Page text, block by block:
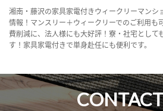
湘南・藤沢の家具家電付きウィークリーマンシ
情報！マンスリー＋ウィークリーでのご利用も
費削減に、法人様にも大好評！寮・社宅として
す！家具家電付きで単身赴任にも便利です。